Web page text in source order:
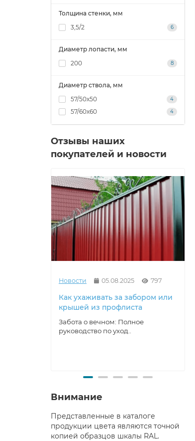
Толщина стенки, мм
3,5/2
6
Диаметр лопасти, мм
200
8
Диаметр ствола, мм
57/50х50
4
57/60х60 4
Отзывы наших
покупателей и новости
Новости 05.08.2025 797
Как ухаживать за забором или
крышей из профлиста
Забота о вечном: Полное
руководство по уход..
Внимание
Представленные в каталоге
продукции цвета являются точной
копией образцов шкалы RAL.